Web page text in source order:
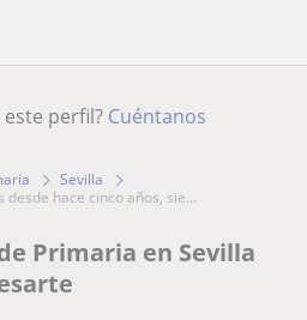
perfil? Cuéntanos
Sevilla
desde hace cinco años, sie...
Primaria en Sevilla